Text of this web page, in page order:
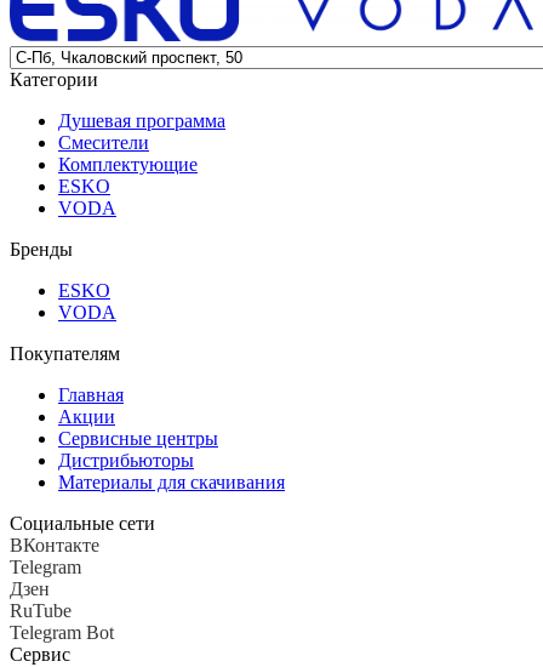
Категории
Душевая программа
Смесители
Комплектующие
ESKO
VODA
Бренды
ESKO
VODA
Покупателям
Главная
Акции
Сервисные центры
Дистрибьюторы
Материалы для скачивания
Социальные сети
ВКонтакте
Telegram
Дзен
RuTube
Telegram Bot
Сервис